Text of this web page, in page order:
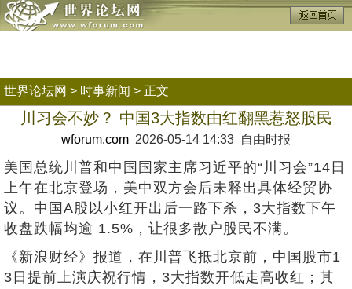
世界论坛网 > 时事新闻 > 正文
川习会不妙？ 中国3大指数由红翻黑惹怒股民
wforum.com 2026-05-14 14:33 自由时报
美国总统川普和中国国家主席习近平的“川习会”14日
上午在北京登场，美中双方会后未释出具体经贸协
议。中国A股以小红开出后一路下杀，3大指数下午
收盘跌幅均逾 1.5%，让很多散户股民不满。
《新浪财经》报道，在川普飞抵北京前，中国股市1
3日提前上演庆祝行情，3大指数开低走高收红；其